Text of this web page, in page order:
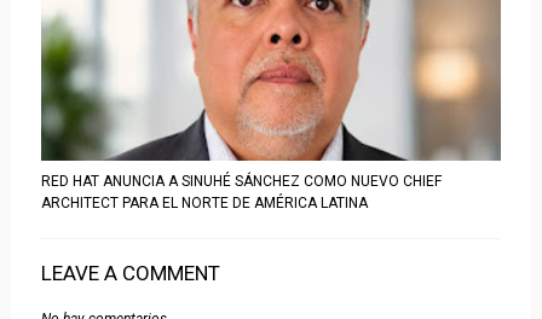
RED HAT ANUNCIA A SINUHÉ SÁNCHEZ COMO NUEVO CHIEF
ARCHITECT PARA EL NORTE DE AMÉRICA LATINA
LEAVE A COMMENT